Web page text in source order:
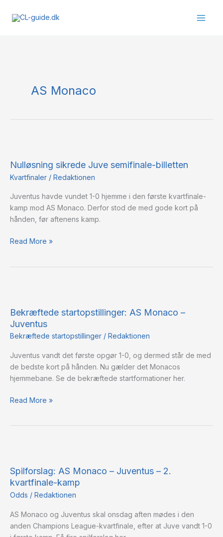
AS Monaco
Nulløsning sikrede Juve semifinale-billetten
Kvartfinaler / Redaktionen
Juventus havde vundet 1-0 hjemme i den første kvartfinale-
kamp mod AS Monaco. Derfor stod de med gode kort på
hånden, før aftenens kamp.
Juve
semifinale-
Read More »
Bekræftede startopstillinger: AS Monaco –
Juventus
Bekræftede startopstillinger / Redaktionen
Juventus vandt det første opgør 1-0, og dermed står de med
de bedste kort på hånden. Nu gælder det Monacos
hjemmebane. Se de bekræftede startformationer her.
AS
Monaco
–
Read More »
Spilforslag: AS Monaco – Juventus – 2.
kvartfinale-kamp
Odds / Redaktionen
AS Monaco og Juventus skal onsdag aften mødes i den
anden Champions League-kvartfinale, efter at Juve vandt 1-0
Monaco
–
Juventus
2.
kvartfinale-